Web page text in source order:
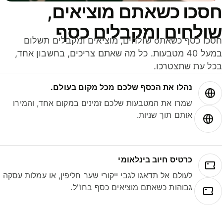
כשאתם מוציאים,
ומקבלים כסף
חסכו כסף כשאתo שולחים, מוציאים ומקבלים תשלום
במעל 40 מטבעות. כל מה שאתם צריכים, בחשבון אחד,
עת שתצטרכו.
נהלו את הכסף שלכם מכל מקום בעולם.
שמרו את המטבעות שלכם זמינים במקום אחד, והמירו
אותם תוך שניות.
כרטיס חיוב בינלאומי
לעולם אל תדאגו לגבי ייקורי שער חליפין, או עמלות עסקה
גבוהות כשאתם מוציאים כסף בחו"ל.